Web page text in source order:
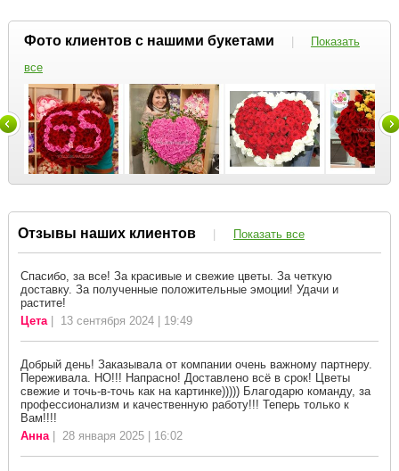
Фото клиентов с нашими букетами |
Показать
все
Отзывы наших клиентов | Показать все
Спасибо, за все! За красивые и свежие цветы. За четкую
доставку. За полученные положительные эмоции! Удачи и
растите!
Цета| 13 сентября 2024 | 19:49
Добрый день! Заказывала от компании очень важному партнеру.
Переживала. НО!!! Напрасно! Доставлено всё в срок! Цветы
свежие и точь-в-точь как на картинке))))) Благодарю команду, за
профессионализм и качественную работу!!! Теперь только к
Вам!!!!
Анна| 28 января 2025 | 16:02